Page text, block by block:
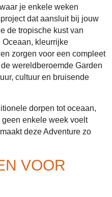
je enkele weken
dat aansluit bij jouw
de tropische kust van
Oceaan, kleurrijke
zorgen voor een compleet
wereldberoemde Garden
cultuur en bruisende
dorpen tot oceaan,
enkele week voelt
deze Adventure zo
VOOR